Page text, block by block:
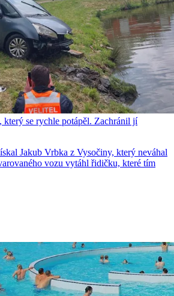
který se rychle potápěl. Zachránil jí
Jakub Vrbka z Vysočiny, který neváhal
vozu vytáhl řidičku, které tím